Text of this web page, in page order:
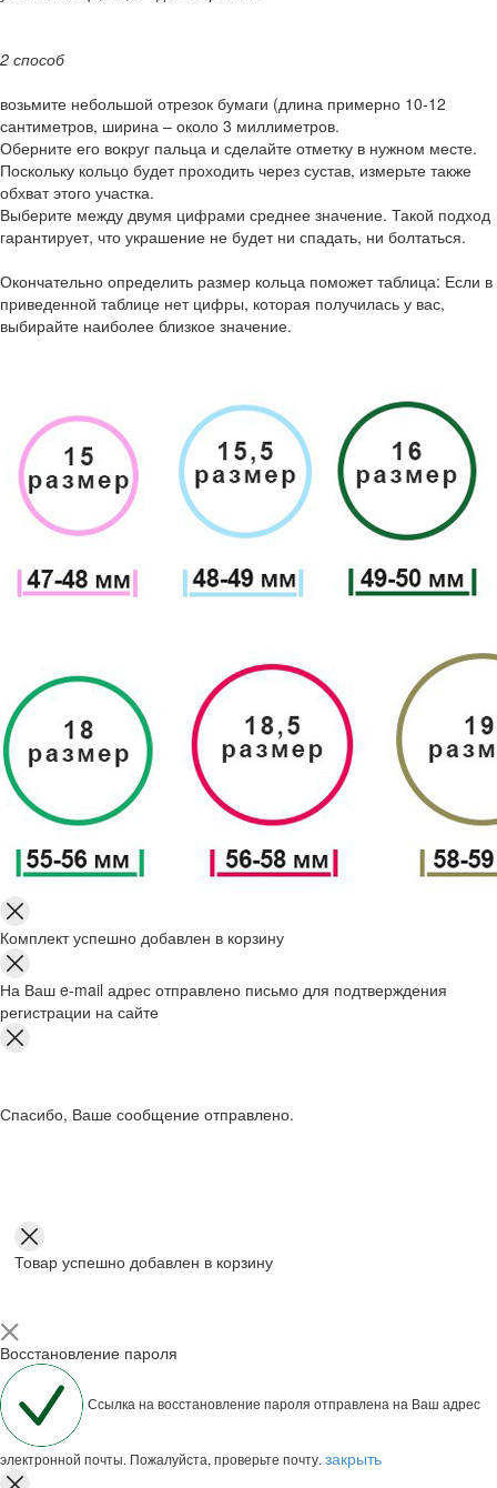
2 способ
возьмите небольшой отрезок бумаги (длина примерно 10-12
сантиметров, ширина – около 3 миллиметров.
Оберните его вокруг пальца и сделайте отметку в нужном месте.
Поскольку кольцо будет проходить через сустав, измерьте также
обхват этого участка.
Выберите между двумя цифрами среднее значение. Такой подход
гарантирует, что украшение не будет ни спадать, ни болтаться.
Окончательно определить размер кольца поможет таблица: Если в
приведенной таблице нет цифры, которая получилась у вас,
выбирайте наиболее близкое значение.
Комплект успешно добавлен в корзину
На Ваш e-mail адрес отправлено письмо для подтверждения
регистрации на сайте
Спасибо, Ваше сообщение отправлено.
Товар успешно добавлен в корзину
Восстановление пароля
Ссылка на восстановление пароля отправлена на Ваш адрес
электронной почты. Пожалуйста, проверьте почту. закрыть